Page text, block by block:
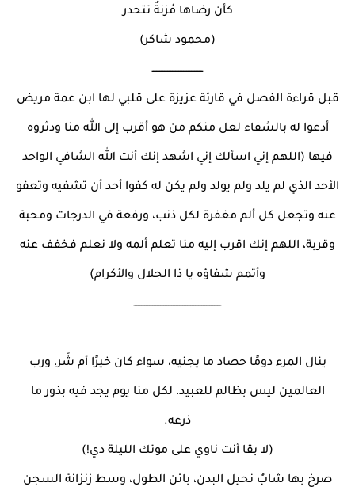
كأن رضاها مُزنةٌ تتحدر
(محمود شاكر)
ــــــــــــــــــــــــــــــــ
قبل قراءة الفصل في قارئة عزيزة على قلبي لها ابن عمة مريض
أدعوا له بالشفاء لعل منكم من هو أقرب إلى الله منا ودثروه
فيها (اللهم إني اسألك إني اشهد إنك أنت الله الشافي الواحد
الأحد الذي لم يلد ولم يولد ولم يكن له كفوا أحد أن تشفيه وتعفو
عنه وتجعل كل ألم مغفرة لكل ذنب، ورفعة في الدرجات ومحبة
وقربة، اللهم إنك اقرب إليه منا تعلم ألمه ولا نعلم فخفف عنه
وأتمم شفاؤه يا ذا الجلال والأكرام)
ـــــــــــــــــــــــــــــــــــــــــــــــــــــــ
ينال المرء دومًا حصاد ما يجنيه، سواء كان خيرًا أم شَر، ورب
العالمين ليس بظالم للعبيد، لكل منا يوم يجد فيه بذور ما
ذرعه.
(لا بقا أنت ناوي على موتك الليلة دي!)
صرخ بها شابٌ نحيل البدن، بائن الطول، وسط زنزانة السجن